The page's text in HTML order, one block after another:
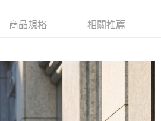
綁卡、不需儲值。
認證，即可結帳。
程】
先享後付」後，將跳轉至「AFTEE先享後付」
認金額後，即可完成結帳。
繳費通知簡訊。
內，點擊此簡訊中的連結，可透過四大超商／
進行付款，方視為交易完成。
免運
含以上)免運費
以上)免運費
商品規格 相關推薦